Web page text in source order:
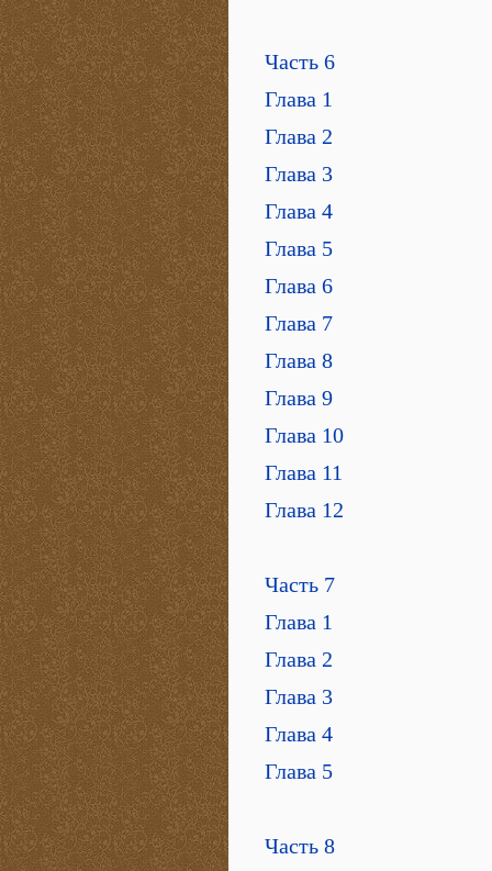
Часть 6
Глава 1
Глава 2
Глава 3
Глава 4
Глава 5
Глава 6
Глава 7
Глава 8
Глава 9
Глава 10
Глава 11
Глава 12
Часть 7
Глава 1
Глава 2
Глава 3
Глава 4
Глава 5
Часть 8